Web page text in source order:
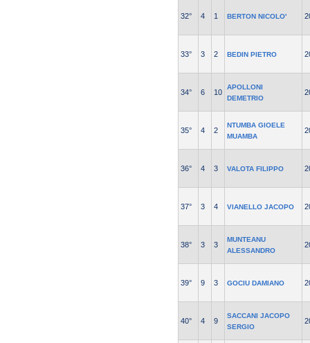
32° 4 1 BERTON NICOLO'
33° 3 2 BEDIN PIETRO
34° 6 10
APOLLONI
DEMETRIO
35° 4 2
NTUMBA GIOELE
MUAMBA
36° 4 3 VALOTA FILIPPO
37° 3 4 VIANELLO JACOPO
38° 3 3
MUNTEANU
ALESSANDRO
39° 9 3 GOCIU DAMIANO
40° 4 9
SACCANI JACOPO
SERGIO